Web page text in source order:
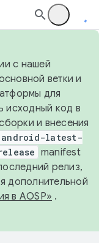
с нашей
ветки и
для
исходный код в
и внесения
android-latest-
manifest
релиз,
дополнительной
в AOSP» .